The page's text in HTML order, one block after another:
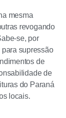
mesma
revogando
se, por
supressão
de
de
do Paraná
locais.